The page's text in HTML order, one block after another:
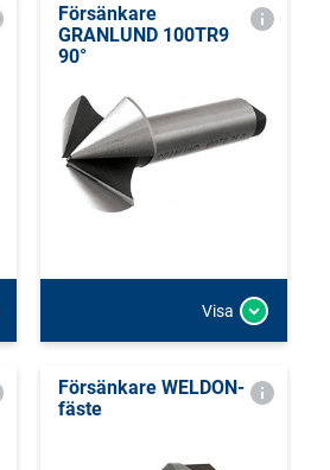
Försänkare
GRANLUND 100TR9
90°
Visa
Försänkare WELDON-
fäste